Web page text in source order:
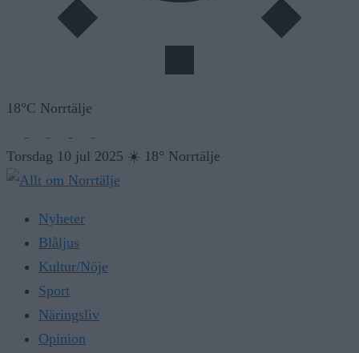
18°C Norrtälje
Torsdag 10 jul 2025 ☀️ 18° Norrtälje
Nyheter
Blåljus
Kultur/Nöje
Sport
Näringsliv
Opinion